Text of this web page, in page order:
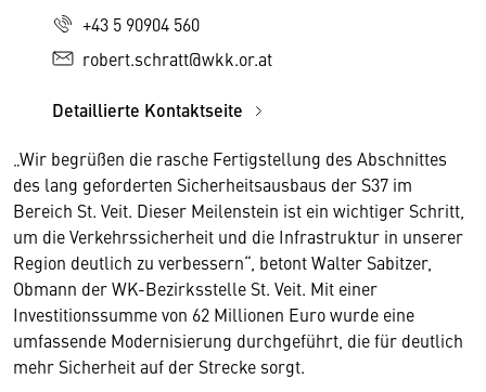
+43 5 90904 560
robert.schratt@wkk.or.at
Detaillierte Kontaktseite
„Wir begrüßen die rasche Fertigstellung des Abschnittes
des lang geforderten Sicherheitsausbaus der S37 im
Bereich St. Veit. Dieser Meilenstein ist ein wichtiger Schritt,
um die Verkehrssicherheit und die Infrastruktur in unserer
Region deutlich zu verbessern“, betont Walter Sabitzer,
Obmann der WK-Bezirksstelle St. Veit. Mit einer
Investitionssumme von 62 Millionen Euro wurde eine
umfassende Modernisierung durchgeführt, die für deutlich
mehr Sicherheit auf der Strecke sorgt.